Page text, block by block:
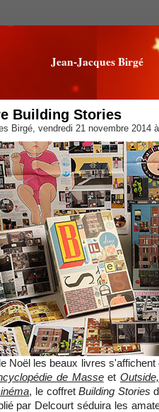
Jean-Jacques Birgé
Building Stories
Birgé, vendredi 21 novembre 2014
Noël les beaux livres
de Masseet
, le coffretBuilding Stories
par Delcourt séduira les